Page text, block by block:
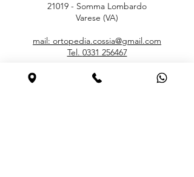
21019 - Somma Lombardo
Varese (VA)
mail: ortopedia.cossia@gmail.com
Tel. 0331 256467